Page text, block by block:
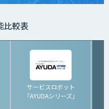
比較表
サービスロボット
「AYUDAシリーズ」